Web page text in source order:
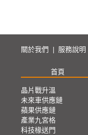
關於我們 服務說明
首頁
晶片戰升溫
未來車供應鏈
蘋果供應鏈
產業九宮格
科技椽送門